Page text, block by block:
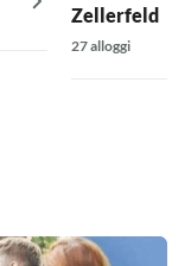
Zellerfeld
27 alloggi